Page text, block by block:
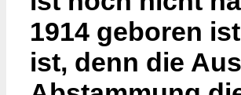
1914 geboren
ist, denn die